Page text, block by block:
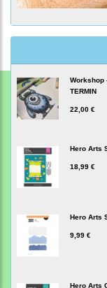
Workshop
TERMIN
22,00 €
Hero Arts
18,99 €
Hero Arts
9,99 €
Hero Arts